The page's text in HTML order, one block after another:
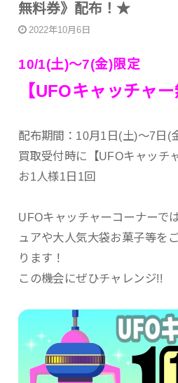
無料券》配布！★
2022年10月6日
10/1(土)～7(金)限定
【UFOキャッチャ
配布期間：10月1日(土)～7日(
買取受付時に【UFOキャッチ
お1人様1日1回
UFOキャッチャーコーナーで
ュアや大人気大袋お菓子等を
ります！
この機会にぜひチャレンジ!!